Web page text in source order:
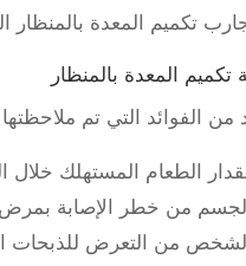
تكميم المعدة بالمنظار
تكميم المعدة بالمنظار
من الفوائد التي تم
الطعام المستهلك خلال
من خطر الإصابة
من التعرض للذبحات